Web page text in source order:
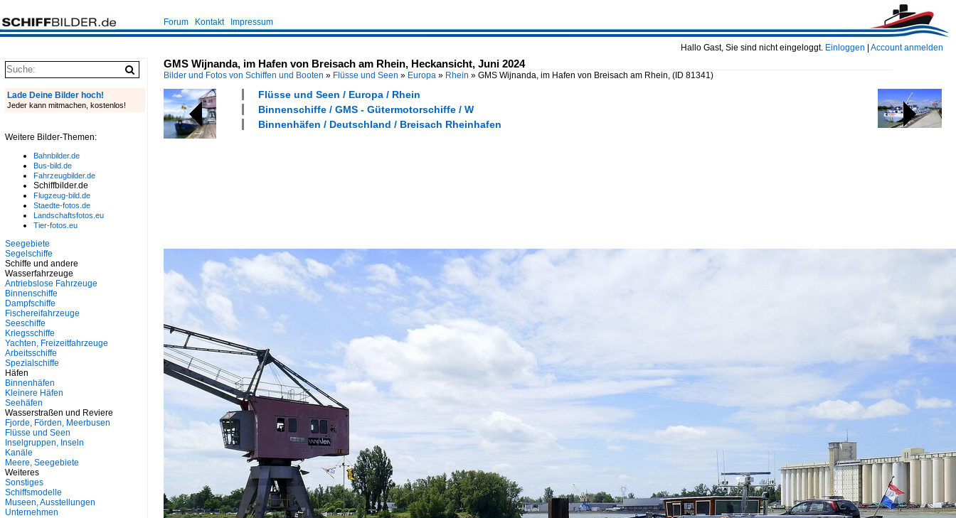
Hallo Gast, Sie sind nicht eingeloggt. Einloggen Account anmelden
Forum Kontakt Impressum
GMS Wijnanda, im Hafen von Breisach am Rhein, Heckansicht, Juni 2024
Bilder und Fotos von Schiffen und Booten » Flüsse und Seen » Europa » Rhein » GMS Wijnanda, im Hafen von Breisach am Rhein, (ID 81341)
Flüsse und Seen / Europa / Rhein
Binnenschiffe / GMS - Gütermotorschiffe / W
Binnenhäfen / Deutschland / Breisach Rheinhafen
Lade Deine Bilder hoch!
Jeder kann mitmachen, kostenlos!
Weitere Bilder-Themen:
Bahnbilder.de
Bus-bild.de
Fahrzeugbilder.de
Schiffbilder.de
Flugzeug-bild.de
Staedte-fotos.de
Landschaftsfotos.eu
Tier-fotos.eu
Seegebiete
Segelschiffe
Schiffe und andere
Wasserfahrzeuge
Antriebslose Fahrzeuge
Binnenschiffe
Dampfschiffe
Fischereifahrzeuge
Seeschiffe
Kriegsschiffe
Yachten, Freizeitfahrzeuge
Arbeitsschiffe
Spezialschiffe
Häfen
Binnenhäfen
Kleinere Häfen
Seehäfen
Wasserstraßen und Reviere
Fjorde, Förden, Meerbusen
Flüsse und Seen
Inselgruppen, Inseln
Kanäle
Meere, Seegebiete
Weiteres
Sonstiges
Schiffsmodelle
Museen, Ausstellungen
Unternehmen